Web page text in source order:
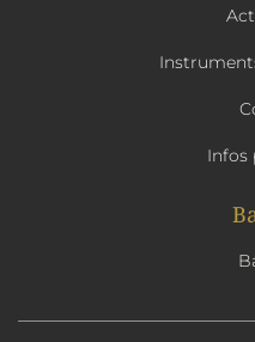
Infos